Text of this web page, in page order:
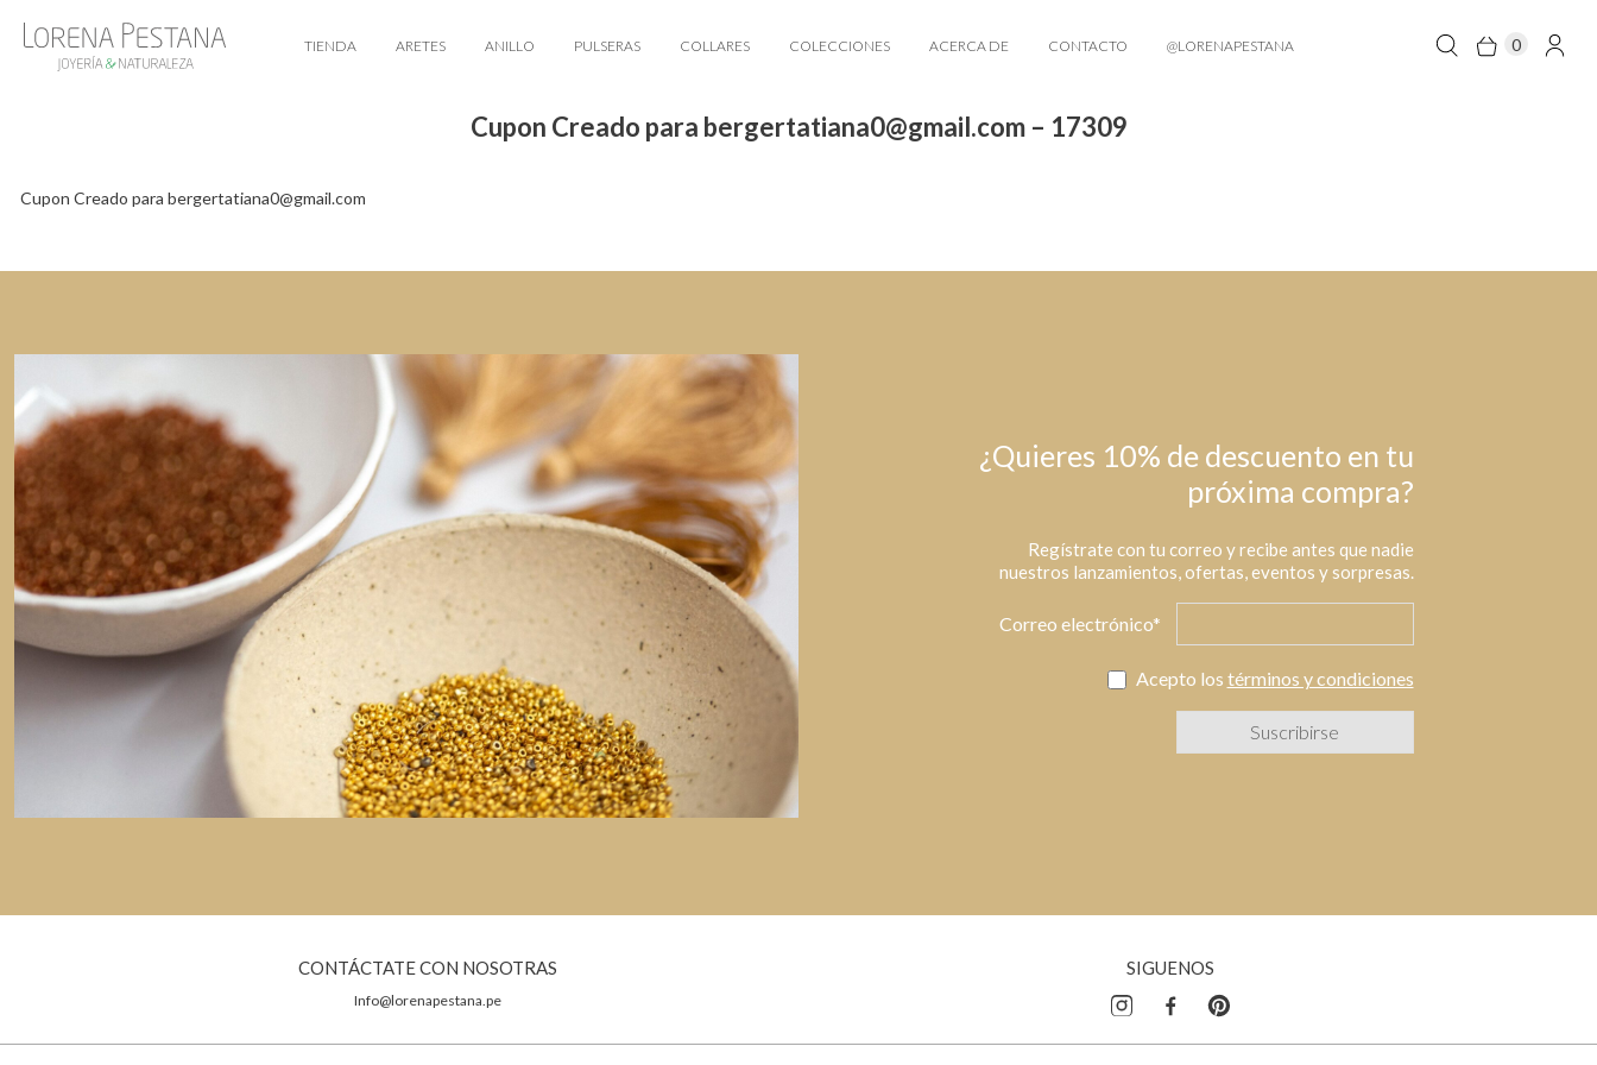
TIENDA ARETES ANILLO PULSERAS COLLARES COLECCIONES ACERCA DE CONTACTO @LORENAPESTANA 0
Cupon Creado para bergertatiana0@gmail.com – 17309
Cupon Creado para bergertatiana0@gmail.com
¿Quieres 10% de descuento en tu
próxima compra?
Regístrate con tu correo y recibe antes que nadie
nuestros lanzamientos, ofertas, eventos y sorpresas.
Correo electrónico*
Acepto los términos y condiciones
CONTÁCTATE CON NOSOTRAS
Info@lorenapestana.pe
SIGUENOS